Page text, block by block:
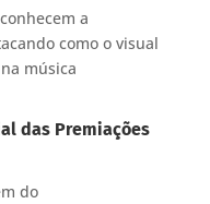
a
como o visual
música
das Premiações
do